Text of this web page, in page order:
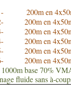
200m en
200m en
200m en
200m en
200m en
200m en
base 70%
fluide sans à-